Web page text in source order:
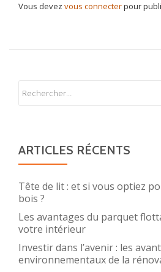
Vous devez vous connecterpour
ARTICLES RÉCENTS
Tête de lit : et si vous optiez
bois ?
Les avantages du parquet
votre intérieur
Investir dans l’avenir : les
environnementaux de la